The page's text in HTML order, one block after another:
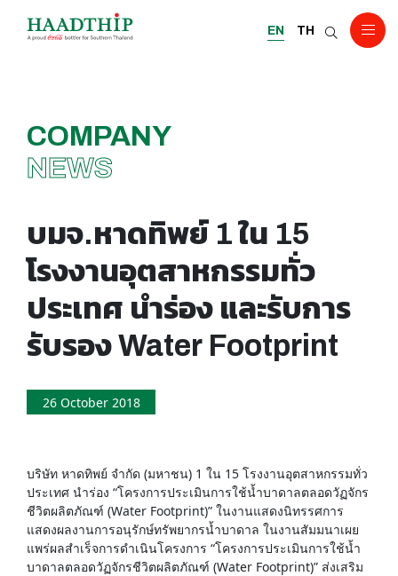
EN TH
COMPANY
NEWS
บมจ.หาดทิพย์ 1 ใน 15
โรงงานอุตสาหกรรมทั่ว
ประเทศ นำร่อง และรับการ
รับรอง Water Footprint
26 October 2018
บริษัท หาดทิพย์ จำกัด (มหาชน) 1 ใน 15 โรงงานอุตสาหกรรมทั่ว
ประเทศ นำร่อง “โครงการประเมินการใช้น้ำบาดาลตลอดวัฏจักร
ชีวิตผลิตภัณฑ์ (Water Footprint)” ในงานแสดงนิทรรศการ
แสดงผลงานการอนุรักษ์ทรัพยากรน้ำบาดาล ในงานสัมมนาเผย
แพร่ผลสำเร็จการดำเนินโครงการ “โครงการประเมินการใช้น้ำ
บาดาลตลอดวัฏจักรชีวิตผลิตภัณฑ์ (Water Footprint)” ส่งเสริม